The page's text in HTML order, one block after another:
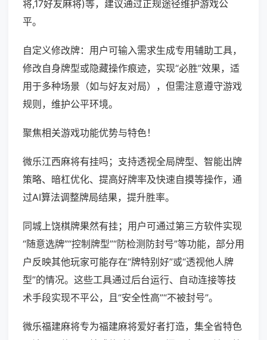
将,17好友麻将)等，建议通过正规途径维护游戏公
平。
自定义修改牌：用户可输入需求生成专用辅助工具，
修改自身牌型或隐藏操作痕迹，实现“必胜”效果，适
用于多种场景（如与好友对局），但需注意遵守游戏
规则，维护公平环境。
聚焦相关游戏功能优势与特色！
微乐江西麻将有挂吗；支持透视全局牌型、智能出牌
策略、暗杠优化、提高好牌率及快速自摸等操作，通
过AI算法调整牌局结果，提升胜率。
同城上饶棋牌果然有挂；用户可通过第三方软件实现
“随意选牌”“控制牌型”“防检测防封号”等功能，部分用
户反映其他玩家可能存在“牌特别好”或“透视他人牌
型”的情况。这些工具通过后台运行、自动连接等技
术手段实现不平公，且“安全性高”“不被封号”。
微乐福建麻将专为福建麻将爱好者打造，集全省特色